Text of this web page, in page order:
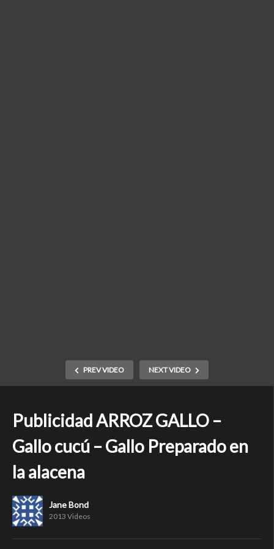
PREV VIDEO NEXT VIDEO
Publicidad ARROZ GALLO –
Gallo cucú – Gallo Preparado en
la alacena
Jane Bond
2013 Videos